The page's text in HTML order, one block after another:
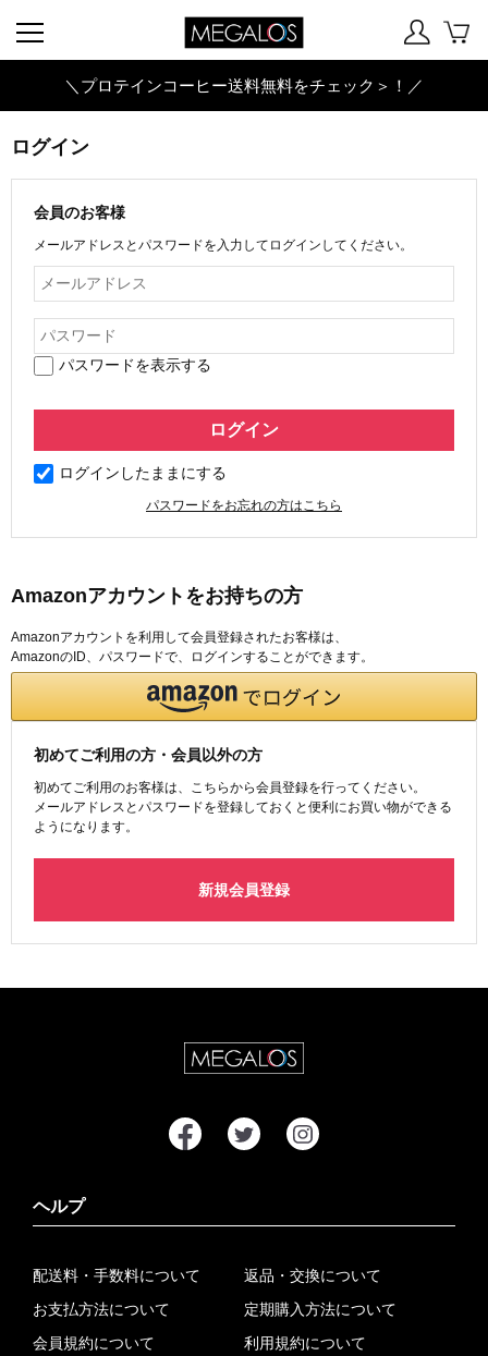
＼プロテインコーヒー送料無料をチェック＞！／
ログイン
会員のお客様
メールアドレスとパスワードを入力してログインしてください。
パスワードを表示する
ログインしたままにする
パスワードをお忘れの方はこちら
Amazonアカウントをお持ちの方
Amazonアカウントを利用して会員登録されたお客様は、
AmazonのID、パスワードで、ログインすることができます。
初めてご利用の方・会員以外の方
初めてご利用のお客様は、こちらから会員登録を行ってください。
メールアドレスとパスワードを登録しておくと便利にお買い物ができる
ようになります。
ヘルプ
配送料・手数料について
お支払方法について
会員規約について
返品・交換について
定期購入方法について
利用規約について